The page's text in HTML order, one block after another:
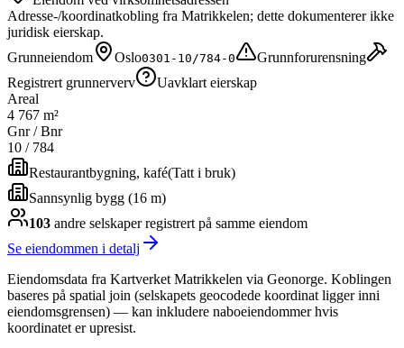
Adresse-/koordinatkobling fra Matrikkelen; dette dokumenterer ikke
juridisk eierskap.
Grunneiendom
Oslo0301-10/784-0
Grunnforurensning
Registrert grunnerverv
Uavklart eierskap
Areal
4 767 m²
Gnr / Bnr
10 / 784
Restaurantbygning, kafé(Tatt i bruk)
Sannsynlig bygg (16 m)
103 andre selskaperregistrert på samme eiendom
Se eiendommen i detalj
Eiendomsdata fra Kartverket Matrikkelen via Geonorge. Koblingen
baseres på spatial join (selskapets geocodede koordinat ligger inni
eiendomsgrensen) — kan inkludere naboeiendommer hvis
koordinatet er upresist.